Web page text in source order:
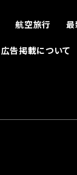
航空旅行 最
広告掲載について